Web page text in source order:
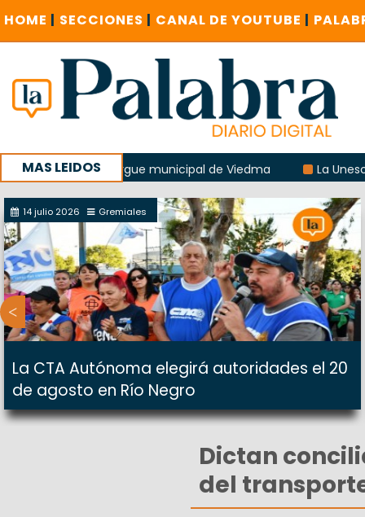
HOME | SECCIONES | CANAL DE YOUTUBE |
MAS LEIDOS
del albergue municipal de Viedma La Unesco pidió
encuentro provincial en Roca
14 julio 2026 Gremiales
La CTA Autónoma elegirá autoridades el 20
de agosto en Río Negro
Dictan
del